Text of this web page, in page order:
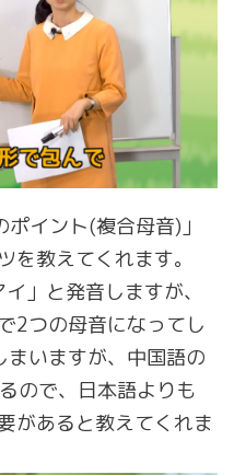
イント(複合母音)」
を教えてくれます。
」と発音しますが、
2つの母音になってし
いますが、中国語の
ので、日本語よりも
があると教えてくれま